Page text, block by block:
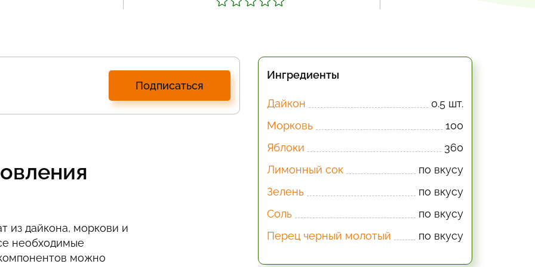
Подписаться
из дайкона, моркови и
необходимые
можно
Ингредиенты
Дайкон
0.5 шт.
Морковь
100
Яблоки
360
Лимонный сок
по вкусу
Зелень
по вкусу
Соль
по вкусу
Перец черный молотый
по вкусу